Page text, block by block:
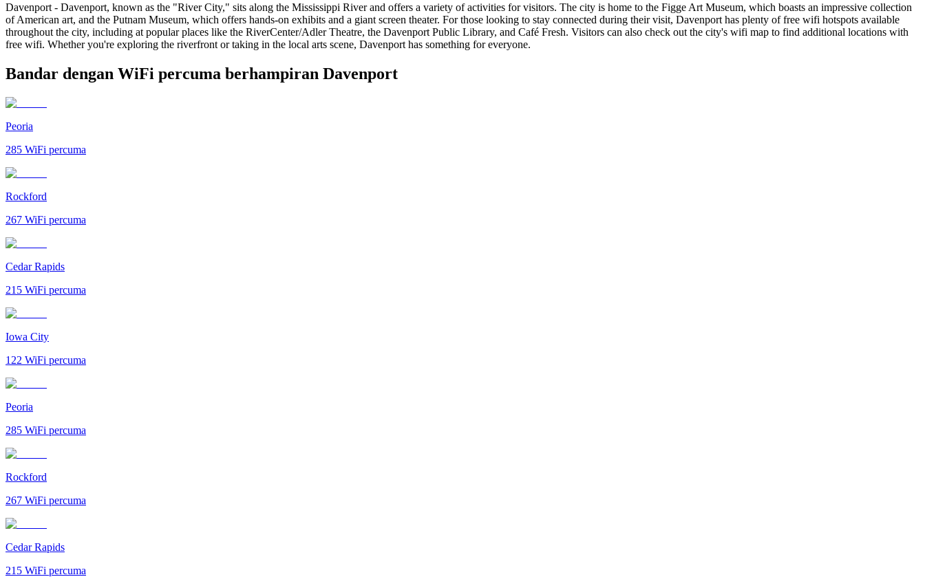
Davenport - Davenport, known as the "River City," sits along the Mississippi River and offers a variety of activities for visitors. The city is home to the Figge Art Museum, which boasts an impressive collection
of American art, and the Putnam Museum, which offers hands-on exhibits and a giant screen theater. For those looking to stay connected during their visit, Davenport has plenty of free wifi hotspots available
throughout the city, including at popular places like the RiverCenter/Adler Theatre, the Davenport Public Library, and Café Fresh. Visitors can also check out the city's wifi map to find additional locations with
free wifi. Whether you're exploring the riverfront or taking in the local arts scene, Davenport has something for everyone.
Bandar dengan WiFi percuma berhampiran Davenport
Peoria
285 WiFi percuma
Rockford
267 WiFi percuma
Cedar Rapids
215 WiFi percuma
Iowa City
122 WiFi percuma
Peoria
285 WiFi percuma
Rockford
267 WiFi percuma
Cedar Rapids
215 WiFi percuma